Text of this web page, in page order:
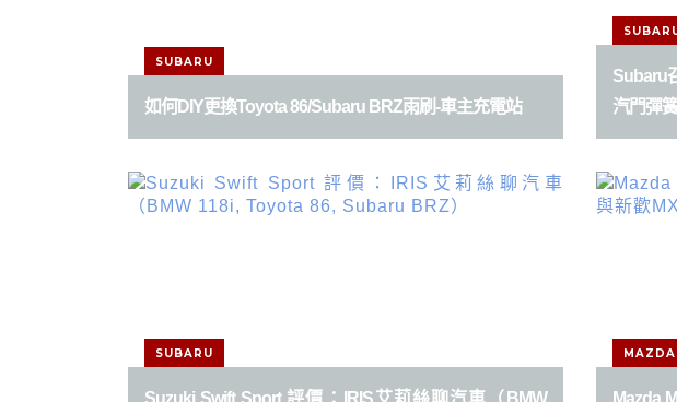
SUBARU
如何DIY更換Toyota 86/Subaru BRZ雨刷-車主充電站
Subaru
汽門彈
SUBARU
Suzuki Swift Sport 評價：IRIS艾莉絲聊汽車（BMW
MAZDA
Mazda